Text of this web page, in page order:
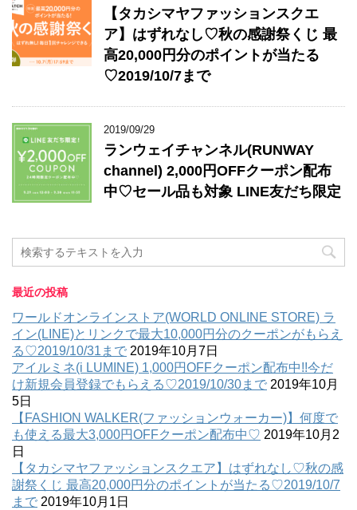
【タカシマヤファッションスクエ
ア】はずれなし♡秋の感謝祭くじ 最
高20,000円分のポイントが当たる
♡2019/10/7まで
2019/09/29
ランウェイチャンネル(RUNWAY
channel) 2,000円OFFクーポン配布
中♡セール品も対象 LINE友だち限定
最近の投稿
ワールドオンラインストア(WORLD ONLINE STORE) ラ
イン(LINE)とリンクで最大10,000円分のクーポンがもらえ
る♡2019/10/31まで 2019年10月7日
アイルミネ(i LUMINE) 1,000円OFFクーポン配布中!!今だ
け新規会員登録でもらえる♡2019/10/30まで 2019年10月
5日
【FASHION WALKER(ファッションウォーカー)】何度で
も使える最大3,000円OFFクーポン配布中♡ 2019年10月2
日
【タカシマヤファッションスクエア】はずれなし♡秋の感
謝祭くじ 最高20,000円分のポイントが当たる♡2019/10/7
まで 2019年10月1日